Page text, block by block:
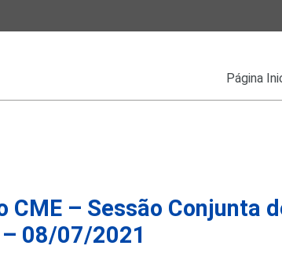
Página
CME – Sessão Conjunta
08/07/2021